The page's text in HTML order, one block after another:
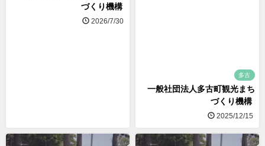
づくり機構
2026/7/30
多古
一般社団法人多古町観光まち
づくり機構
2025/12/15